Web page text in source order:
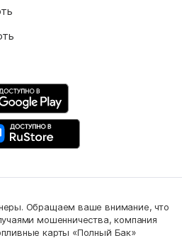
Обращаем ваше внимание, что
мошенничества, компания
карты «Полный Бак»